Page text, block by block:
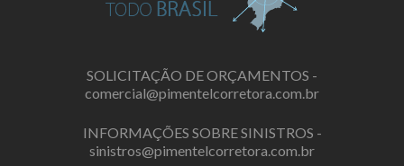
SOLICITAÇÃO DE ORÇAMENTOS -
comercial@pimentelcorretora.com.br
INFORMAÇÕES SOBRE SINISTROS -
sinistros@pimentelcorretora.com.br